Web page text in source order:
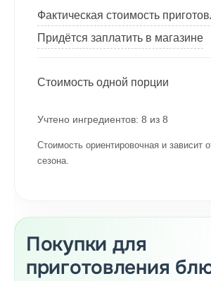
Фактическая стоимость
Придётся заплатить в магазине
Стоимость одной порции
Учтено ингредиентов: 8 из 8
Стоимость ориентировочная и зависит
сезона.
Покупки для
приготовления